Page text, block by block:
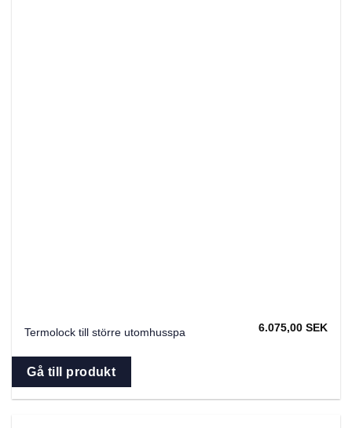
Termolock till större utomhusspa 6.075,00SEK
Gå till produkt